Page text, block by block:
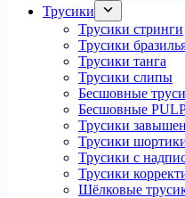
Трусики
Трусики стринги
Трусики
Трусики танга
Трусики слипы
Бесшовные
Бесшовные
Трусики
Трусики
Трусики с
Трусики
Шёлковые